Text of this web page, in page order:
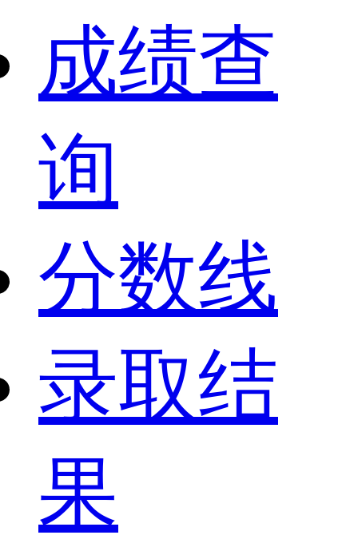
成绩查
询
分数线
录取结
果